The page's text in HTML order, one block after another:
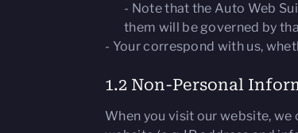
- Note that the Auto Web
them will be governed by
- Your correspond with us,
1.2 Non-Personal
When you visit our website,